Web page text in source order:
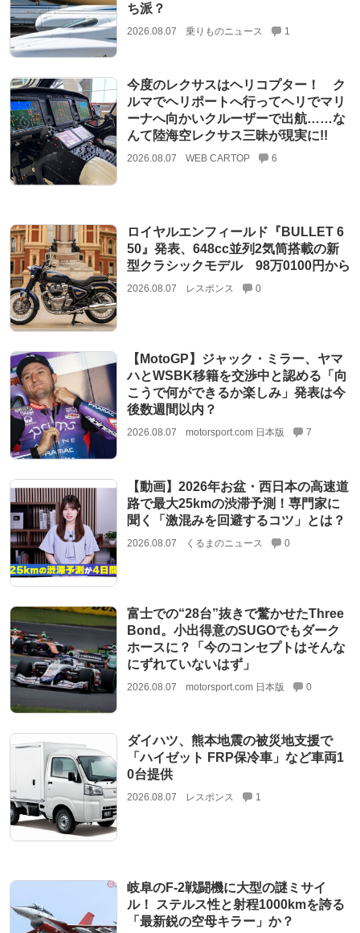
ち派？
2026.08.07 乗りものニュース 1
今度のレクサスはヘリコプター！ ク
ルマでヘリポートへ行ってヘリでマリ
ーナへ向かいクルーザーで出航……な
んて陸海空レクサス三昧が現実に!!
2026.08.07 WEB CARTOP 6
ロイヤルエンフィールド『BULLET 6
50』発表、648cc並列2気筒搭載の新
型クラシックモデル 98万0100円から
2026.08.07 レスポンス 0
【MotoGP】ジャック・ミラー、ヤマ
ハとWSBK移籍を交渉中と認める「向
こうで何ができるか楽しみ」発表は今
後数週間以内？
2026.08.07 motorsport.com 日本版 7
【動画】2026年お盆・西日本の高速道
路で最大25kmの渋滞予測！専門家に
聞く「激混みを回避するコツ」とは？
2026.08.07 くるまのニュース 0
富士での“28台”抜きで驚かせたThree
Bond。小出得意のSUGOでもダーク
ホースに？「今のコンセプトはそんな
にずれていないはず」
2026.08.07 motorsport.com 日本版 0
ダイハツ、熊本地震の被災地支援で
「ハイゼット FRP保冷車」など車両1
0台提供
2026.08.07 レスポンス 1
岐阜のF-2戦闘機に大型の謎ミサイ
ル！ ステルス性と射程1000kmを誇る
「最新鋭の空母キラー」か？